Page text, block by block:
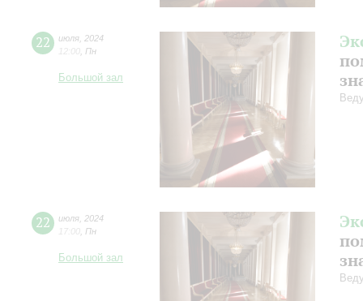
22 июля 2024
12:00 Пн
Большой зал
22 июля 2024
17:00 Пн
Большой зал